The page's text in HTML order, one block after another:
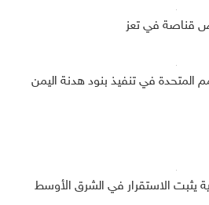
قناصة في تعز
المتحدة في تنفيذ بنود هدنة اليمن
يثبت الاستقرار في الشرق الأوسط